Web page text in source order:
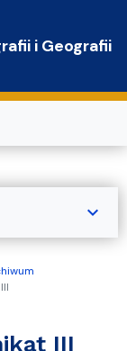
i Geografii
III
expand_more